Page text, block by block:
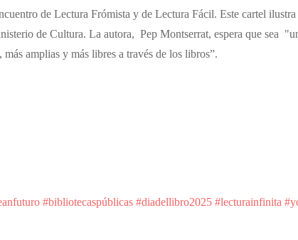
de Lectura Frómista y de Lectura Fácil. Este cartel
de Cultura. La autora, Pep Montserrat, espera que sea
amplias y más libres a través de los libros”.
#bibliotecaspúblicas #diadellibro2025 #lecturainfinita